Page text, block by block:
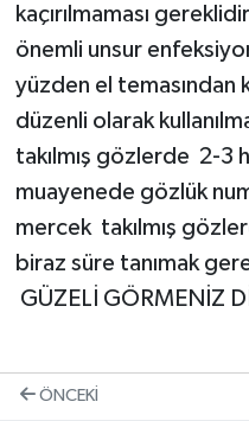
kaçırılmaması
önemli unsur
yüzden el temasından
düzenli olarak
takılmış gözlerde 2-3
muayenede gözlük
mercek takılmış
biraz süre tanımak
GÜZELİ GÖRMENİZ
ÖNCEKI